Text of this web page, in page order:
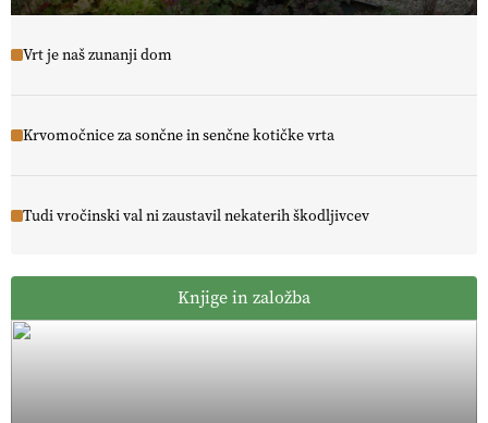
Vrt je naš zunanji dom
Krvomočnice za sončne in senčne kotičke vrta
Tudi vročinski val ni zaustavil nekaterih škodljivcev
Knjige in založba